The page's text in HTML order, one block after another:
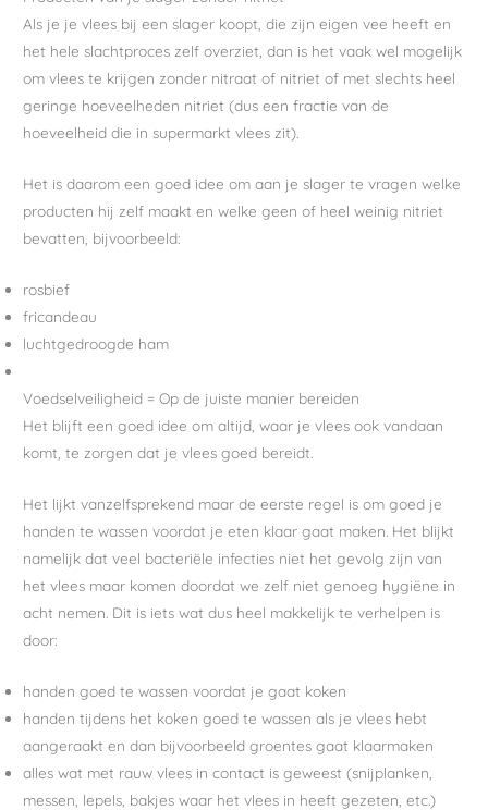
Als je je vlees bij een slager koopt, die zijn eigen vee heeft en
het hele slachtproces zelf overziet, dan is het vaak wel mogelijk
om vlees te krijgen zonder nitraat of nitriet of met slechts heel
geringe hoeveelheden nitriet (dus een fractie van de
hoeveelheid die in supermarkt vlees zit).
Het is daarom een goed idee om aan je slager te vragen welke
producten hij zelf maakt en welke geen of heel weinig nitriet
bevatten, bijvoorbeeld:
rosbief
fricandeau
luchtgedroogde ham
Voedselveiligheid = Op de juiste manier bereiden
Het blijft een goed idee om altijd, waar je vlees ook vandaan
komt, te zorgen dat je vlees goed bereidt.
Het lijkt vanzelfsprekend maar de eerste regel is om goed je
handen te wassen voordat je eten klaar gaat maken. Het blijkt
namelijk dat veel bacteriële infecties niet het gevolg zijn van
het vlees maar komen doordat we zelf niet genoeg hygiëne in
acht nemen. Dit is iets wat dus heel makkelijk te verhelpen is
door:
handen goed te wassen voordat je gaat koken
handen tijdens het koken goed te wassen als je vlees hebt
aangeraakt en dan bijvoorbeeld groentes gaat klaarmaken
alles wat met rauw vlees in contact is geweest (snijplanken,
messen, lepels, bakjes waar het vlees in heeft gezeten, etc.)